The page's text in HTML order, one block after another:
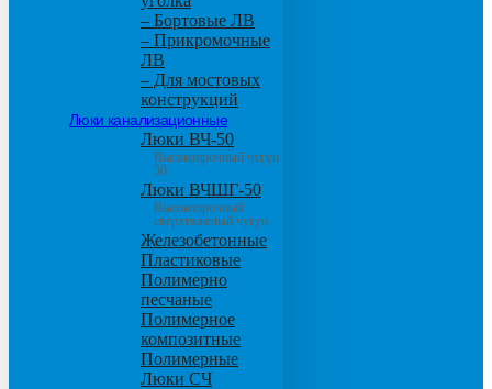
– Бортовые ЛВ
– Прикромочные
ЛВ
– Для мостовых
конструкций
Люки канализационные
Люки ВЧ-50
Высокопрочный чугун
50
Люки ВЧШГ-50
Высокопрочный
сверхтяжелый чугун
Железобетонные
Пластиковые
Полимерно
песчаные
Полимерное
композитные
Полимерные
Люки СЧ